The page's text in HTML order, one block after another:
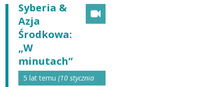
Syberia &
Azja
Środkowa:
„W
minutach”
5 lat temu(10 stycznia